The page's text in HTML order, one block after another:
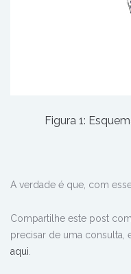
Figura 1:
A verdade é que, com
Compartilhe este post
precisar de uma consulta,
aqui